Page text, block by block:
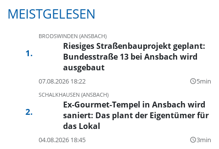
MEISTGELESEN
BRODSWINDEN (ANSBACH)
Riesiges Straßenbauprojekt geplant:
Bundesstraße 13 bei Ansbach wird
ausgebaut
07.08.2026 18:22 query_builder5min
SCHALKHAUSEN (ANSBACH)
Ex-Gourmet-Tempel in Ansbach wird
saniert: Das plant der Eigentümer für
das Lokal
04.08.2026 18:45 query_builder3min